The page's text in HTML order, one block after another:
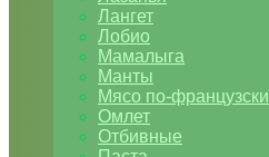
Лангет
Лобио
Мамалыга
Манты
Мясо по-французски
Омлет
Отбивные